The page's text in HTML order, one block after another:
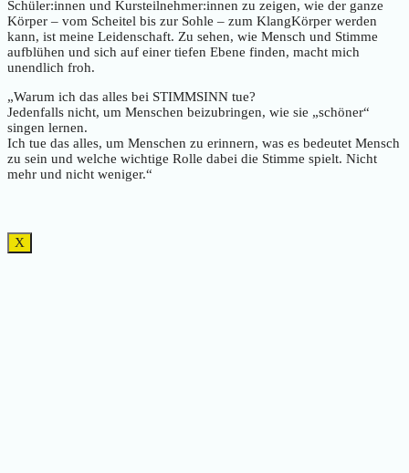
Schüler:innen und Kursteilnehmer:innen zu zeigen, wie der ganze
Körper – vom Scheitel bis zur Sohle – zum KlangKörper werden
kann, ist meine Leidenschaft. Zu sehen, wie Mensch und Stimme
aufblühen und sich auf einer tiefen Ebene finden, macht mich
unendlich froh.
„Warum ich das alles bei STIMMSINN tue?
Jedenfalls nicht, um Menschen beizubringen, wie sie „schöner“
singen lernen.
Ich tue das alles, um Menschen zu erinnern, was es bedeutet Mensch
zu sein und welche wichtige Rolle dabei die Stimme spielt. Nicht
mehr und nicht weniger.“
X